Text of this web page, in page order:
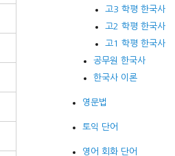
고3 학평 한국사
고2 학평 한국사
고1 학평 한국사
공무원 한국사
한국사 이론
영문법
토익 단어
영어 회화 단어